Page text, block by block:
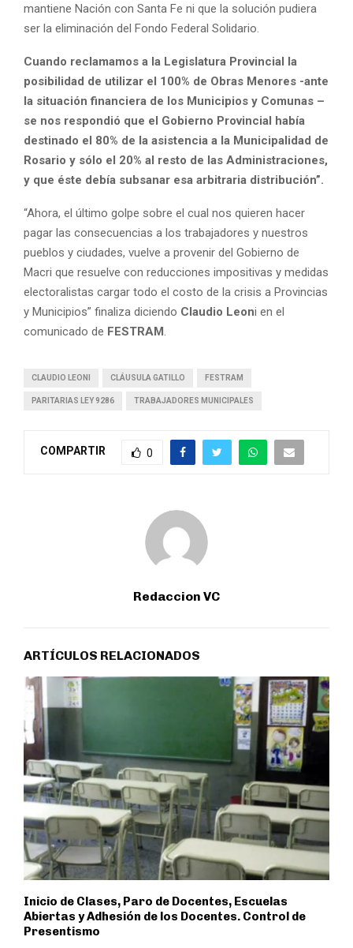
mantiene Nación con Santa Fe ni que la solución pudiera
ser la eliminación del Fondo Federal Solidario.
Cuando reclamamos a la Legislatura Provincial la
posibilidad de utilizar el 100% de Obras Menores -ante
la situación financiera de los Municipios y Comunas –
se nos respondió que el Gobierno Provincial había
destinado el 80% de la asistencia a la Municipalidad de
Rosario y sólo el 20% al resto de las Administraciones,
y que éste debía subsanar esa arbitraria distribución”.
“Ahora, el último golpe sobre el cual nos quieren hacer
pagar las consecuencias a los trabajadores y nuestros
pueblos y ciudades, vuelve a provenir del Gobierno de
Macri que resuelve con reducciones impositivas y medidas
electoralistas cargar todo el costo de la crisis a Provincias
y Municipios” finaliza diciendo Claudio Leoni en el
comunicado de FESTRAM
CLAUDIO LEONI CLÁUSULA GATILLO FESTRAM
PARITARIAS LEY 9286 TRABAJADORES MUNICIPALES
COMPARTIR 0
Redaccion VC
ARTÍCULOS RELACIONADOS
Inicio de Clases, Paro de Docentes, Escuelas
Abiertas y Adhesión de los Docentes. Control de
Presentismo